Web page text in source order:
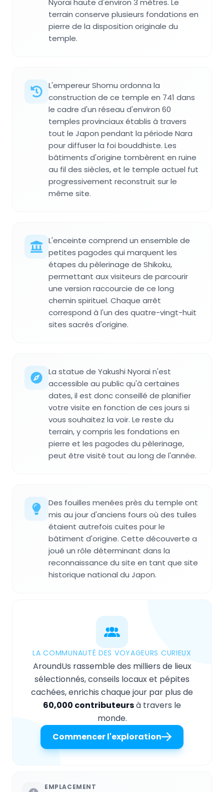
Nyorai haute d'environ 3 mètres. Le
terrain conserve plusieurs fondations en
pierre de la disposition originale du
temple.
L'empereur Shomu ordonna la
construction de ce temple en 741 dans
le cadre d'un réseau d'environ 60
temples provinciaux établis à travers
tout le Japon pendant la période Nara
pour diffuser la foi bouddhiste. Les
bâtiments d'origine tombèrent en ruine
au fil des siècles, et le temple actuel fut
progressivement reconstruit sur le
même site.
L'enceinte comprend un ensemble de
petites pagodes qui marquent les
étapes du pèlerinage de Shikoku,
permettant aux visiteurs de parcourir
une version raccourcie de ce long
chemin spirituel. Chaque arrêt
correspond à l'un des quatre-vingt-huit
sites sacrés d'origine.
La statue de Yakushi Nyorai n'est
accessible au public qu'à certaines
dates, il est donc conseillé de planifier
votre visite en fonction de ces jours si
vous souhaitez la voir. Le reste du
terrain, y compris les fondations en
pierre et les pagodes du pèlerinage,
peut être visité tout au long de l'année.
Des fouilles menées près du temple ont
mis au jour d'anciens fours où des tuiles
étaient autrefois cuites pour le
bâtiment d'origine. Cette découverte a
joué un rôle déterminant dans la
reconnaissance du site en tant que site
historique national du Japon.
LA COMMUNAUTÉ DES VOYAGEURS CURIEUX
AroundUs rassemble des milliers de lieux
sélectionnés, conseils locaux et pépites
cachées, enrichis chaque jour par plus de
60,000 contributeursà travers le
monde.
Commencer l'exploration
EMPLACEMENT